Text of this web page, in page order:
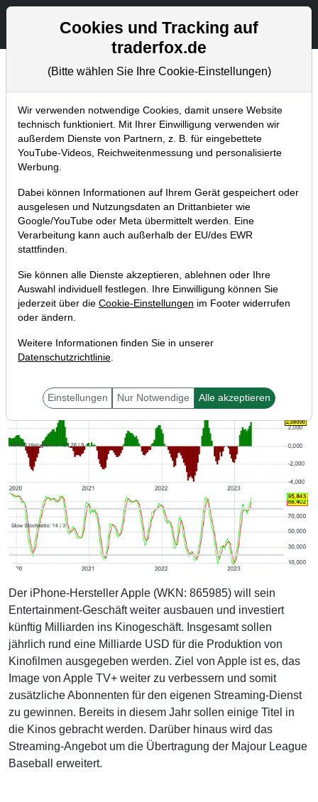
Aktien- und Artikelsuche
Chartanalysen
Home Blog Chartanalysen
Chartanalyse Apple: Das stärkste
Kaufsignal der letzten Jahre!
01.04.2023 um 13:00 Uhr | P. Uhlschmied
Der iPhone-Hersteller Apple (WKN: 865985) will sein
Entertainment-Geschäft weiter ausbauen und investiert
künftig Milliarden ins Kinogeschäft. Insgesamt sollen
jährlich rund eine Milliarde USD für die Produktion von
Kinofilmen ausgegeben werden. Ziel von Apple ist es, das
Image von Apple TV+ weiter zu verbessern und somit
zusätzliche Abonnenten für den eigenen Streaming-Dienst
zu gewinnen. Bereits in diesem Jahr sollen einige Titel in
die Kinos gebracht werden. Darüber hinaus wird das
Streaming-Angebot um die Übertragung der Majour League
Baseball erweitert.
Cookies und Tracking auf
traderfox.de
(Bitte wählen Sie Ihre Cookie-Einstellungen)
Wir verwenden notwendige Cookies, damit unsere Website
technisch funktioniert. Mit Ihrer Einwilligung verwenden wir
außerdem Dienste von Partnern, z. B. für eingebettete
YouTube-Videos, Reichweitenmessung und personalisierte
Werbung.
Dabei können Informationen auf Ihrem Gerät gespeichert oder
ausgelesen und Nutzungsdaten an Drittanbieter wie
Google/YouTube oder Meta übermittelt werden. Eine
Verarbeitung kann auch außerhalb der EU/des EWR
stattfinden.
Sie können alle Dienste akzeptieren, ablehnen oder Ihre
Auswahl individuell festlegen. Ihre Einwilligung können Sie
jederzeit über die Cookie-Einstellungen im Footer widerrufen
oder ändern.
Weitere Informationen finden Sie in unserer
Datenschutzrichtlinie.
Einstellungen Nur Notwendige Alle akzeptieren